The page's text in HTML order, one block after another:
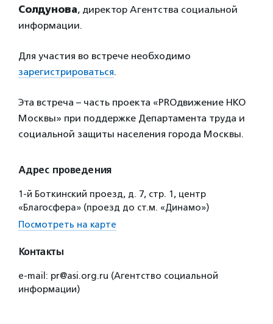
Солдунова, директор Агентства социальной
информации.
Для участия во встрече необходимо
зарегистрироваться.
Эта встреча – часть проекта «PROдвижение НКО
Москвы» при поддержке Департамента труда и
социальной защиты населения города Москвы.
Адрес проведения
1-й Боткинский проезд, д. 7, стр. 1, центр
«Благосфера» (проезд до ст.м. «Динамо»)
Посмотреть на карте
Контакты
e-mail: pr@asi.org.ru (Агентство социальной
информации)